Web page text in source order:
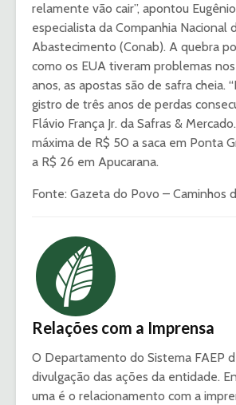
relamente vão cair”, apontou
especialista da Compa­­nhia Nacional
Abastecimen­­to (Conab). A quebra
como os EUA tiveram problemas
anos, as apostas são de safra cheia.
gistro de três anos de perdas
Flávio Fran­­ça Jr. da Safras &
má­­xima de R$ 50 a saca em Ponta
a R$ 26 em Apucarana.
Fonte: Gazeta do Povo – Caminhos
Relações com a Imprensa
O Departamento do Sistema FAEP
divulgação das ações da entidade.
uma é o relacionamento com a